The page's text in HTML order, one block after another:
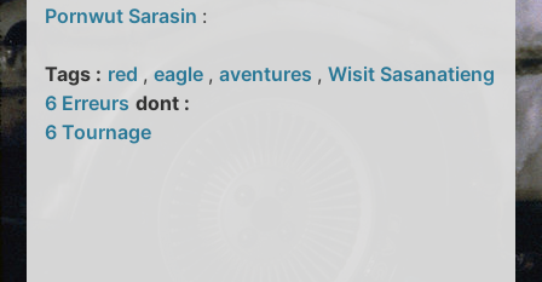
Pornwut Sarasin :
Tags : red ,eagle ,aventures ,Wisit Sasanatieng
6 Erreurs dont :
6 Tournage